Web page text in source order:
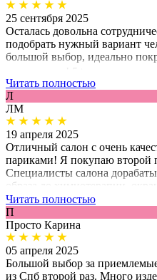
25 сентября 2025
Осталась довольна
подобрать нужный вариант
большой выбор, идеально
рекомендую! 5⭐️
Читать полностью
Л
ЛМ
19 апреля 2025
Отличный салон с очень
париками! Я покупаю второй
Специалисты салона
образа до химиотерапии,
все получилось идеально и
услугой укладки парика, в
с париками и есть риск
укладку делают идеально.
индивидуальный подход,
профессионализм!
Читать полностью
П
Просто Карина
05 апреля 2025
Большой выбор за
из Спб второй раз. Много